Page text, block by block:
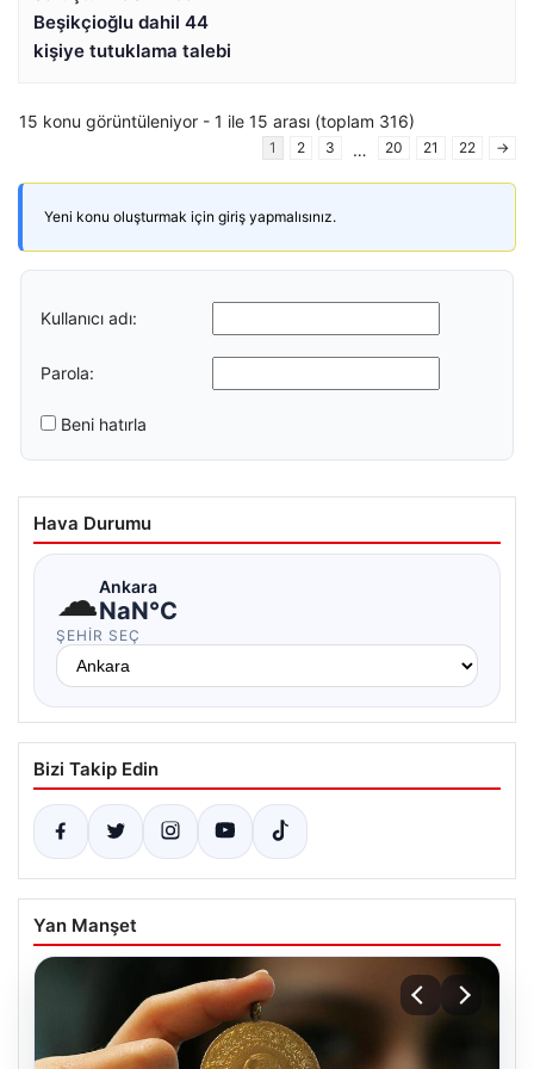
Beşikçioğlu dahil 44
kişiye tutuklama talebi
15 konu görüntüleniyor - 1 ile 15 arası (toplam 316)
1 2 3 … 20 21 22 →
Yeni konu oluşturmak için giriş yapmalısınız.
Kullanıcı adı:
Parola:
Beni hatırla
Hava Durumu
☁Ankara
NaN°C
ŞEHIR SEÇ
Bizi Takip Edin
Yan Manşet